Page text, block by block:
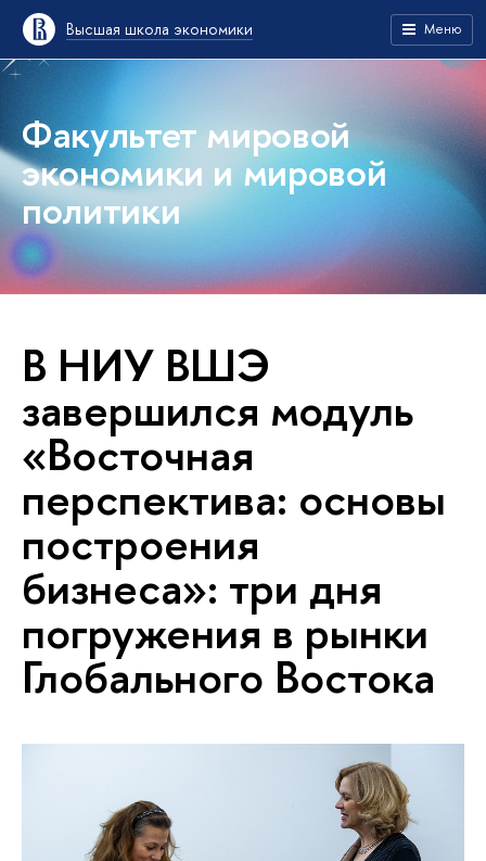
Высшая школа экономики Меню
Факультет мировой
экономики и мировой
политики
В НИУ ВШЭ
завершился модуль
«Восточная
перспектива: основы
построения
бизнеса»: три дня
погружения в рынки
Глобального Востока